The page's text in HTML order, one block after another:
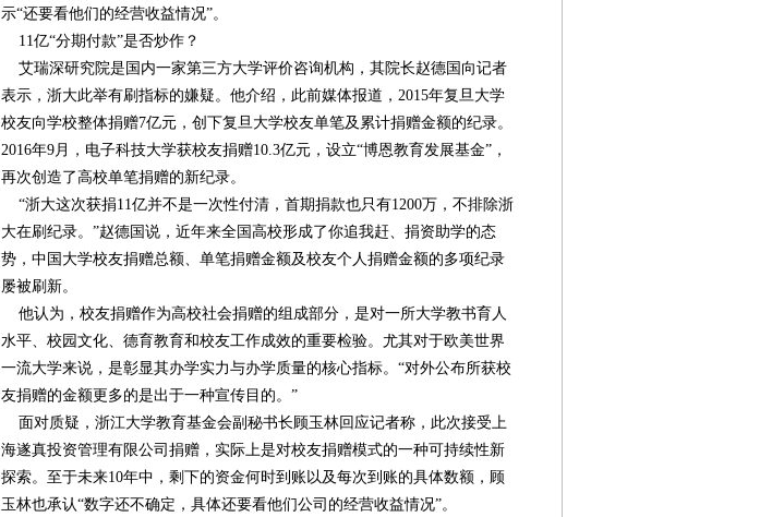
示“还要看他们的经营收益情况”。
11亿“分期付款”是否炒作？
艾瑞深研究院是国内一家第三方大学评价咨询机构，其院长赵德国向记者
表示，浙大此举有刷指标的嫌疑。他介绍，此前媒体报道，2015年复旦大学
校友向学校整体捐赠7亿元，创下复旦大学校友单笔及累计捐赠金额的纪录。
2016年9月，电子科技大学获校友捐赠10.3亿元，设立“博恩教育发展基金”，
再次创造了高校单笔捐赠的新纪录。
“浙大这次获捐11亿并不是一次性付清，首期捐款也只有1200万，不排除浙
大在刷纪录。”赵德国说，近年来全国高校形成了你追我赶、捐资助学的态
势，中国大学校友捐赠总额、单笔捐赠金额及校友个人捐赠金额的多项纪录
屡被刷新。
他认为，校友捐赠作为高校社会捐赠的组成部分，是对一所大学教书育人
水平、校园文化、德育教育和校友工作成效的重要检验。尤其对于欧美世界
一流大学来说，是彰显其办学实力与办学质量的核心指标。“对外公布所获校
友捐赠的金额更多的是出于一种宣传目的。”
面对质疑，浙江大学教育基金会副秘书长顾玉林回应记者称，此次接受上
海遂真投资管理有限公司捐赠，实际上是对校友捐赠模式的一种可持续性新
探索。至于未来10年中，剩下的资金何时到账以及每次到账的具体数额，顾
玉林也承认“数字还不确定，具体还要看他们公司的经营收益情况”。